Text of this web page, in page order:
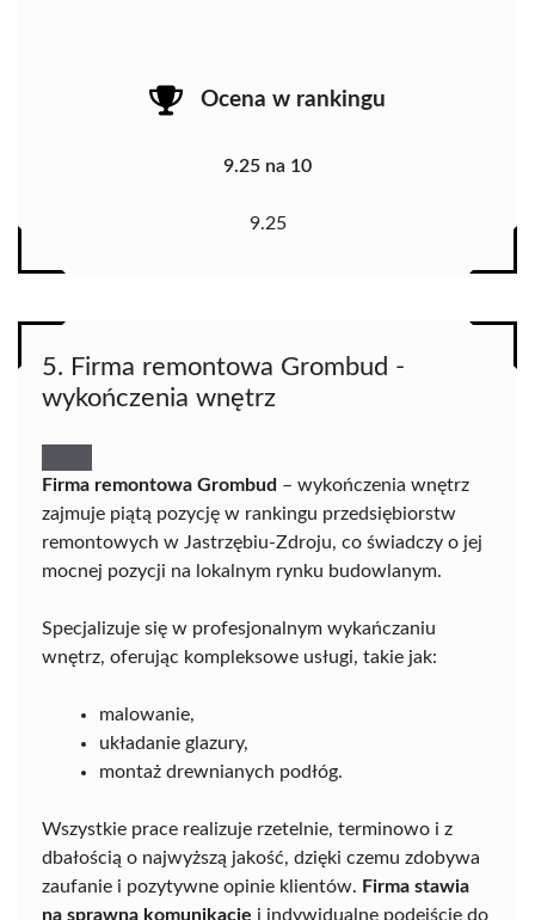
Ocena w rankingu
9.25 na 10
9.25
5. Firma remontowa Grombud -
wykończenia wnętrz
Firma remontowa Grombud – wykończenia wnętrz
zajmuje piątą pozycję w rankingu przedsiębiorstw
remontowych w Jastrzębiu-Zdroju, co świadczy o jej
mocnej pozycji na lokalnym rynku budowlanym.
Specjalizuje się w profesjonalnym wykańczaniu
wnętrz, oferując kompleksowe usługi, takie jak:
malowanie,
układanie glazury,
montaż drewnianych podłóg.
Wszystkie prace realizuje rzetelnie, terminowo i z
dbałością o najwyższą jakość, dzięki czemu zdobywa
zaufanie i pozytywne opinie klientów. Firma stawia
na sprawną komunikację i indywidualne podejście do